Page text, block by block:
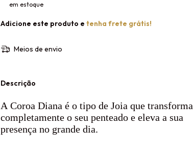
em estoque
Adicione este produto e tenha frete grátis!
Meios de envio
Descrição
A Coroa Diana é o tipo de Joia que transforma
completamente o seu penteado e eleva a sua
presença no grande dia.